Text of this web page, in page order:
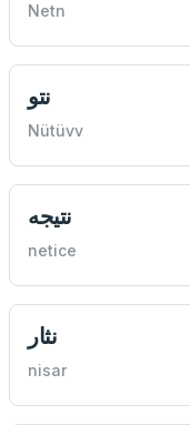
Netn
نتو
Nütüvv
نتيجه
netice
نثار
nisar